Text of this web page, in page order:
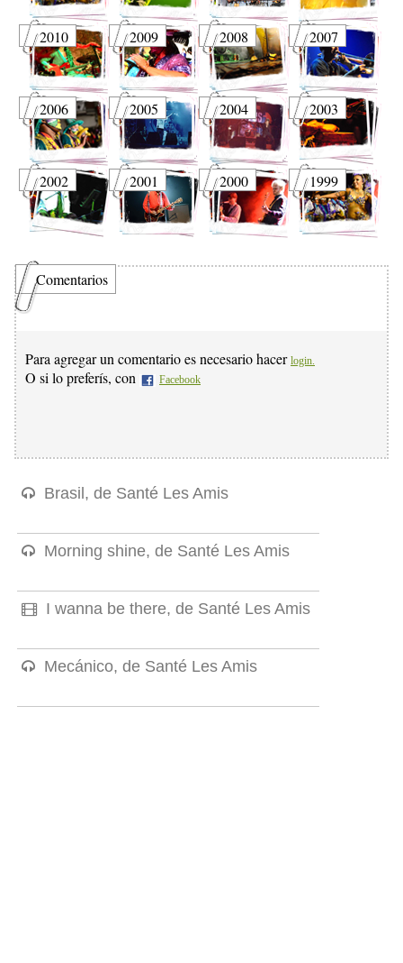
2010 2009 2008 2007
2006 2005 2004 2003
2002 2001 2000 1999
Comentarios
Para agregar un comentario es necesario hacer login.
O si lo preferís, con Facebook
Brasil, de Santé Les Amis
Morning shine, de Santé Les Amis
I wanna be there, de Santé Les Amis
Mecánico, de Santé Les Amis